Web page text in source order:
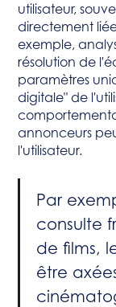
utilisateur,
directement
exemple,
résolution de
paramètres
digitale" de
annonceurs
l'utilisateur.
Par
consulte
de films,
être